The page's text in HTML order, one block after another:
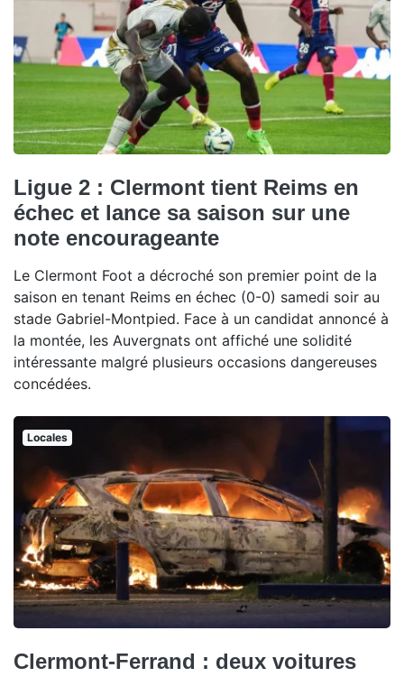
Ligue 2 : Clermont tient Reims en
échec et lance sa saison sur une
note encourageante
Le Clermont Foot a décroché son premier point de la
saison en tenant Reims en échec (0-0) samedi soir au
stade Gabriel-Montpied. Face à un candidat annoncé à
la montée, les Auvergnats ont affiché une solidité
intéressante malgré plusieurs occasions dangereuses
concédées.
Locales
Clermont-Ferrand : deux voitures